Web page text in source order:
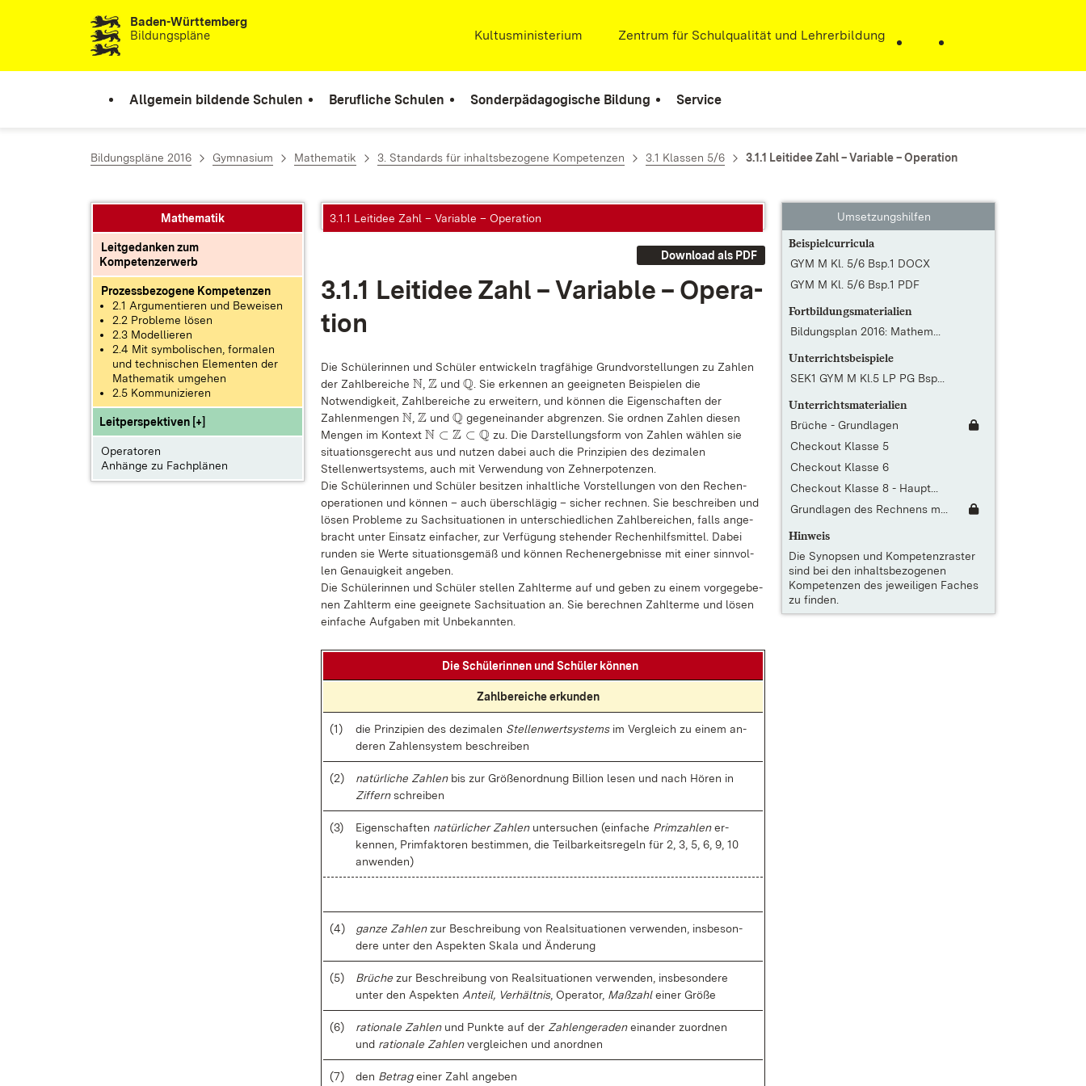
Zum Inhalt springenBaden-Württemberg
Bildungspläne
Extern:
Kultusministerium (Öffnet in neuem Fenster)
Extern:
Zentrum für Schulqualität und Lehrerbildung
Allgemein bildende Schulen Berufliche Schulen Sonderpädagogische Bildung Service
Bildungspläne 2016 Gymnasium Mathematik 3. Standards für inhaltsbezogene Kompetenzen 3.1 Klassen 5/6 3.1.1 Leitidee Zahl – Variable – Operation
Mathematik
Leitgedanken zum
Kompetenzerwerb
Prozessbezogene Kompetenzen
2.1 Argumentieren und Beweisen
2.2 Probleme lösen
2.3 Modellieren
2.4 Mit symbolischen, formalen
und technischen Elementen der
Mathematik umgehen
2.5 Kommunizieren
Leitperspektiven [+]
Operatoren
Anhänge zu Fachplänen
3.1.1 Leitidee Zahl – Variable – Operation
Download als PDF
3.1.1 Leit­idee Zahl – Va­ria­ble – Ope­ra­
ti­on
Die Schülerinnen und Schüler entwickeln tragfähige Grundvorstellungen zu Zahlen
der Zahlbereiche N
N Z
Z undQ
Q
. Sie erkennen an geeigneten Beispielen die
Notwendigkeit, Zahlbereiche zu erweitern, und können die Eigenschaften der
Zahlenmengen N
N Z
Z undQ
Q gegeneinander abgrenzen. Sie ordnen Zahlen diesen
Mengen im Kontext N ⊂ Z ⊂ Q
N ⊂Z ⊂Q
zu. Die Darstellungsform von Zahlen wählen sie
situationsgerecht aus und nutzen dabei auch die Prinzipien des dezimalen
Stellenwertsystems, auch mit Verwendung von Zehnerpotenzen.
Die Schü­le­rin­nen und Schü­ler be­sit­zen in­halt­li­che Vor­stel­lun­gen von den Re­chen­
ope­ra­tio­nen und kön­nen – auch über­schlä­gig – si­cher rech­nen. Sie be­schrei­ben und
lö­sen Pro­ble­me zu Sach­si­tua­tio­nen in un­ter­schied­li­chen Zahl­be­rei­chen, falls an­ge­
bracht un­ter Ein­satz ein­fa­cher, zur Ver­fü­gung ste­hen­der Re­chen­hilfs­mit­tel. Da­bei
run­den sie Wer­te si­tua­ti­ons­ge­mäß und kön­nen Re­ch­en­er­geb­nis­se mit ei­ner sinn­vol­
len Ge­nau­ig­keit an­ge­ben.
Die Schü­le­rin­nen und Schü­ler stel­len Zahl­ter­me auf und ge­ben zu ei­nem vor­ge­ge­be­
nen Zahl­term ei­ne ge­eig­ne­te Sach­si­tua­ti­on an. Sie be­rech­nen Zahl­ter­me und lö­sen
ein­fa­che Auf­ga­ben mit Un­be­kann­ten.
Die Schü­le­rin­nen und Schü­ler kön­nen
Zahl­be­rei­che er­kun­den
(1) die Prin­zi­pi­en des de­zi­ma­len Stel­len­wert­sys­temsim Ver­gleich zu ei­nem an­
de­ren Zah­len­sys­tem be­schrei­ben
(2) na­tür­li­che Zah­lenbis zur Grö­ßen­ord­nung Bil­li­on le­sen und nach Hö­ren in
Zif­fernschrei­ben
(3) Ei­gen­schaf­ten na­tür­li­cher Zah­lenun­ter­su­chen (ein­fa­che Prim­zah­lener­
ken­nen, Prim­fak­to­ren be­stim­men, die Teil­bar­keits­re­geln für 2, 3, 5, 6, 9, 10
an­wen­den)
(4) gan­ze Zah­lenzur Be­schrei­bung von Re­al­si­tua­tio­nen ver­wen­den, ins­be­son­
de­re un­ter den As­pek­ten Ska­la und Än­de­rung
(5) Brü­che zur Be­schrei­bung von Re­al­si­tua­tio­nen ver­wen­den, ins­be­son­de­re
un­ter den As­pek­ten An­teil, Ver­hält­nis, Ope­ra­tor, Maß­zahlei­ner Grö­ße
(6) ra­tio­na­le Zah­lenund Punk­te auf der Zah­len­ge­ra­denein­an­der zu­ord­nen
und ra­tio­na­le Zah­lenver­glei­chen und an­ord­nen
(7) den Be­tragei­ner Zahl an­ge­ben
Umsetzungshilfen
Beispielcurricula
GYM M Kl. 5/6 Bsp.1 DOCX
GYM M Kl. 5/6 Bsp.1 PDF
Fortbildungsmaterialien
Bildungsplan 2016: Mathem...
Unterrichtsbeispiele
SEK1 GYM M Kl.5 LP PG Bsp...
Unterrichtsmaterialien
Brüche - Grundlagen
Checkout Klasse 5
Checkout Klasse 6
Checkout Klasse 8 - Haupt...
Grundlagen des Rechnens m...
Hinweis
Die Synopsen und Kompetenzraster
sind bei den inhaltsbezogenen
Kompetenzen des jeweiligen Faches
zu finden.